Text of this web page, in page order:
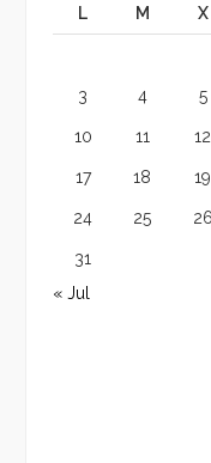
L M X
3 4 5
10 11 12
17 18 19
24 25 26
31
« Jul